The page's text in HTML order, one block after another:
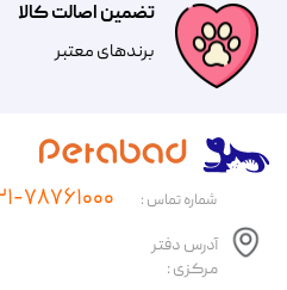
تضمین اصالت کالا
​​برندهای معتبر​​​​​​​
آدرس دفتر
مرکزی :
شماره تماس : ۰۲۱-